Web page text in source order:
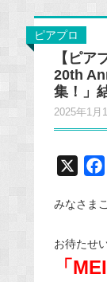
ピアプロ
【ピア
20th
集！」
2025年1月
みなさま
お待たせ
「